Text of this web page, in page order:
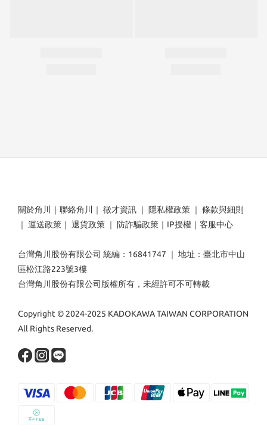
關於角川 ｜ 聯絡角川 ｜ 徵才資訊 ｜ 隱私權政策 ｜ 條款與細則
｜ 運送政策 ｜ 退貨政策 ｜ 防詐騙政策 ｜ IP授權 ｜ 客服中心
台灣角川股份有限公司 統編：16841747 ｜ 地址：臺北市中山
區松江路223號3樓
台灣角川股份有限公司版權所有，未經許可不可轉載
Copyright © 2024-2025 KADOKAWA TAIWAN CORPORATION
All Rights Reserved.